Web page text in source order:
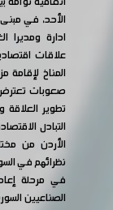
الأحد، في
ادارة ومديرا
علاقات
المناخ لإقامة
صعوبات تعترض
تطوير
التبادل
الأردن من
نظرائهم في
في مرحلة
الصناعيين